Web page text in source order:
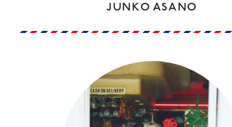
JUNKO ASANO